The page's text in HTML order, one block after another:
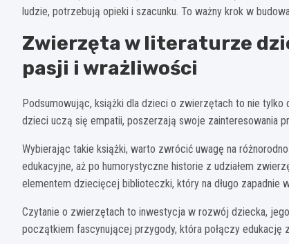
ludzie, potrzebują opieki i szacunku. To ważny krok w
Zwierzęta w literaturze
pasji i wrażliwości
Podsumowując, książki dla dzieci o zwierzętach to nie tylko
dzieci uczą się empatii, poszerzają swoje zainteresowania
Wybierając takie książki, warto zwrócić uwagę na
edukacyjne, aż po humorystyczne historie z udziałem
elementem dziecięcej biblioteczki, który na długo zapadnie
Czytanie o zwierzętach to inwestycja w rozwój dziecka,
początkiem fascynującej przygody, która połączy edukację